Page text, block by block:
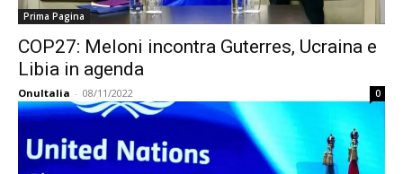
Prima Pagina
COP27: Meloni incontra Guterres, Ucraina e
Libia in agenda
OnuItalia - 08/11/2022 0